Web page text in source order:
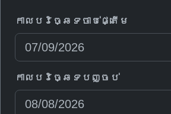
កាលបរិច្ឆេទចាប់ផ្តើម
កាលបរិច្ឆេទបញ្ចប់